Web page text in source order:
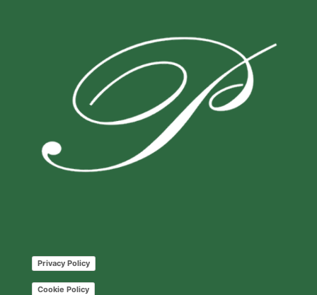
Privacy Policy
Cookie Policy